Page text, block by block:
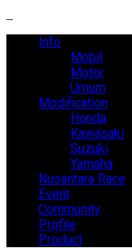
Info
Mobil
Motor
Umum
Modification
Honda
Kawasaki
Suzuki
Yamaha
Nusantara Race
Event
Community
Profile
Product